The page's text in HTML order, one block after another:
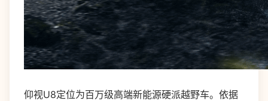
仰视U8定位为百万级高端新能源硬派越野车。依据